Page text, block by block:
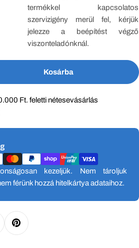
termékkel kapcsolatos
szervizigény merül fel, kérjük
jelezze a beépítést végző
viszonteladónknál.
Ehhez: Gree Konzol
Gree Konzol Inverter 2.7 KW
Kosárba
Ft. feletti nétesevásárlás
kezeljük. Nem tároljuk
férünk hozzá hitelkártya adataihoz.